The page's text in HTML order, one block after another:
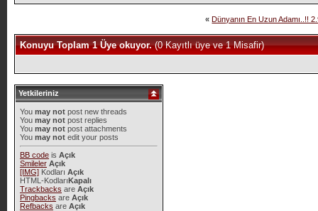
« Dünyanın En Uzun Adamı..!!
Konuyu Toplam 1 Üye okuyor.(0 Kayıtlı üye ve 1 Misafir)
Yetkileriniz
You may notpost new threads
You may notpost replies
You may notpost attachments
You may notedit your posts
BB codeis Açık
Smileler Açık
[IMG]Kodları Açık
HTML-KodlarıKapalı
Trackbacks are Açık
Pingbacks are Açık
Refbacks are Açık